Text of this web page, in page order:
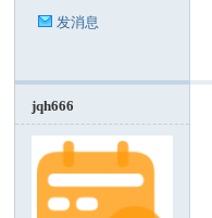
发消息
jqh666